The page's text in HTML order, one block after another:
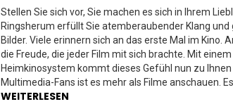
Stellen Sie sich vor, Sie machen es sich in Ihrem
Ringsherum erfüllt Sie atemberaubender Klang
Bilder. Viele erinnern sich an das erste Mal im Kino.
die Freude, die jeder Film mit sich brachte. Mit
Heimkinosystem kommt dieses Gefühl nun zu Ihnen
Multimedia-Fans ist es mehr als Filme anschauen. Es
WEITERLESEN